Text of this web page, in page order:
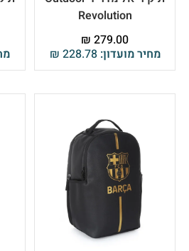
Revolution
מחיר מועדון: ₪ 228.78
₪ 279.00